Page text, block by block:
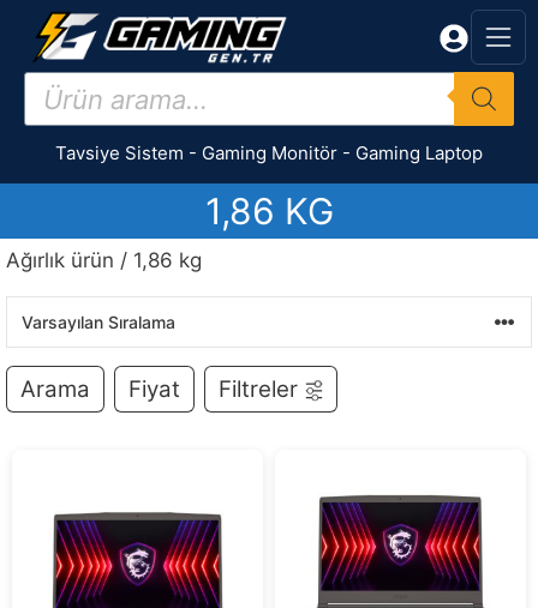
İçeriğe
Products
search
Tavsiye Sistem - Gaming Monitör - Gaming Laptop
1,86 KG
Ağırlık ürün / 1,86 kg
Arama Fiyat Filtreler